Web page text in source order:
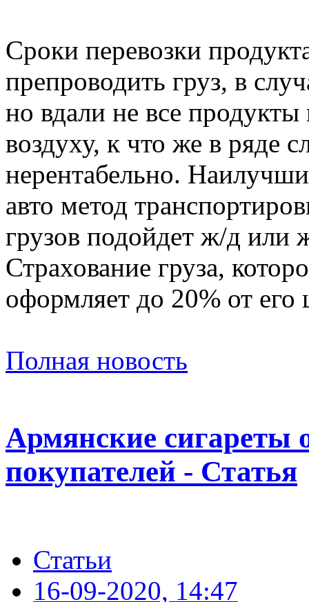
Сроки перевозки
препроводить груз, в
но вдали не все
воздуху, к что же в ряде
нерентабельно.
авто метод
грузов подойдет ж/д или
Страхование груза,
оформляет до 20% от его
Полная новость
Армянские сигареты
покупателей - Статья
Статьи
16-09-2020, 14:47